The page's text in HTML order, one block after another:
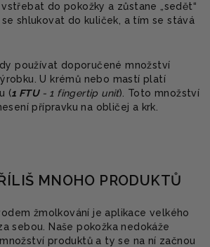
do pokožky a zůstane „sedět“
shlukovat do kuliček, a tím se stává
používat doporučené množství
U krémů nebo mastí platí
(1 FTU- 1 fingertip unit). Toto množství
přípravku na obličej a krk.
MNOHO PRODUKTŮ
žmolkování je aplikace velkého
sebou. Naše pokožka nedokáže
produktů a ty se na ní začnou